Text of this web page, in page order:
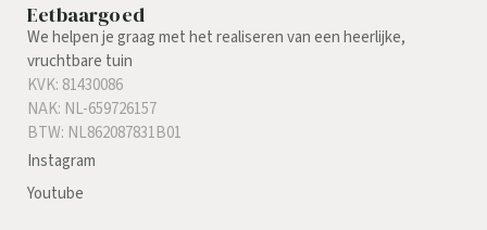
Eetbaargoed
We helpen je graag met het realiseren van een heerlijke,
vruchtbare tuin
KVK: 81430086
NAK: NL-659726157
BTW: NL862087831B01
Instagram
Youtube